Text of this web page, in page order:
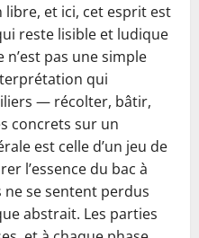
et ici, cet esprit est
reste lisible et ludique
n’est pas une simple
qui
— récolter, bâtir,
concrets sur un
est celle d’un jeu de
l’essence du bac à
ne se sentent perdus
abstrait. Les parties